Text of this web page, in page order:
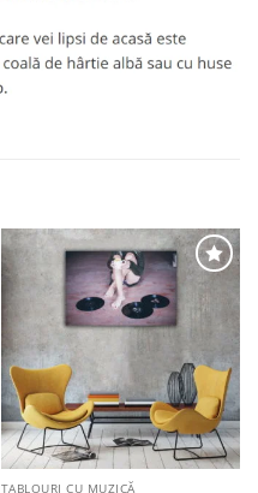
Adaugă
favorite
TABLOURI CU MUZICĂ